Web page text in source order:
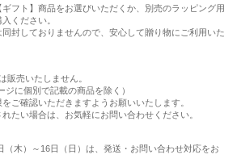
フト】商品をお選びいただくか、別売のラッピング用
ください。
封しておりませんので、安心して贈り物にご利用いた
販売いたしません。
に個別で記載の商品を除く）
ご確認いただきますようお願いいたします。
たい場合は、お気軽にお問い合わせください。
（木）～16日（日）は、発送・お問い合わせ対応をお